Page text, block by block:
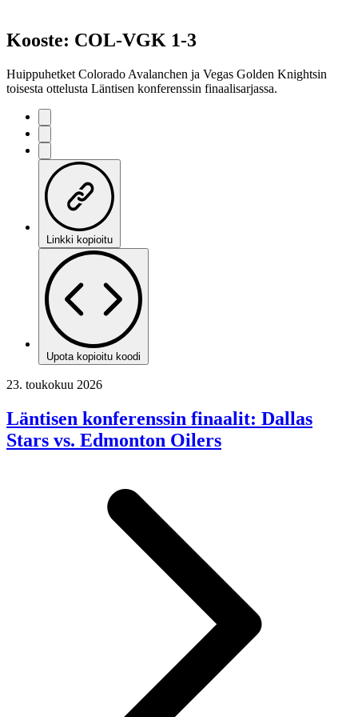
Kooste: COL-VGK 1-3
Huippuhetket Colorado Avalanchen ja Vegas Golden Knightsin
toisesta ottelusta Läntisen konferenssin finaalisarjassa.
Linkki kopioitu
Upota kopioitu koodi
23. toukokuu 2026
Läntisen konferenssin finaalit: Dallas
Stars vs. Edmonton Oilers